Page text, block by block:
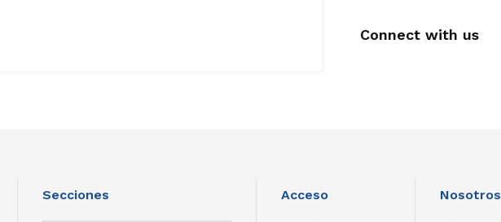
Connect with us
Secciones Acceso Nosotros